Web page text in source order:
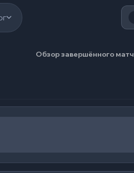
Обзор завершённого